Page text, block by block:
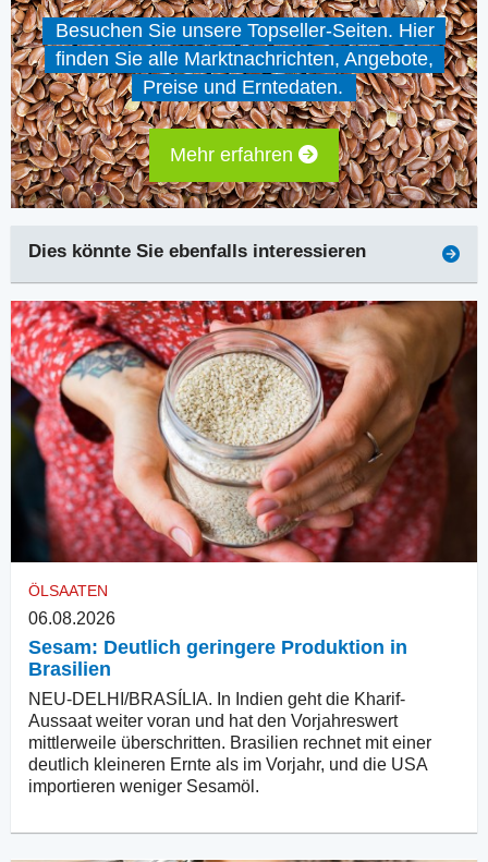
Besuchen Sie unsere Topseller-Seiten. Hier
finden Sie alle Marktnachrichten, Angebote,
Preise und Erntedaten.
Mehr erfahren
Dies könnte Sie ebenfalls interessieren
ÖLSAATEN
06.08.2026
Sesam: Deutlich geringere Produktion in
Brasilien
NEU-DELHI/BRASÍLIA. In Indien geht die Kharif-
Aussaat weiter voran und hat den Vorjahreswert
mittlerweile überschritten. Brasilien rechnet mit einer
deutlich kleineren Ernte als im Vorjahr, und die USA
importieren weniger Sesamöl.